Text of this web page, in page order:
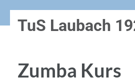
Inhalt
drücken)
TuS Laubach
Zumba Kurs